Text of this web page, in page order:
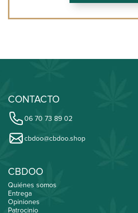
CONTACTO
06 70 73 89 02
cbdoo@cbdoo.shop
CBDOO
Quiénes somos
Entrega
Opiniones
Patrocinio